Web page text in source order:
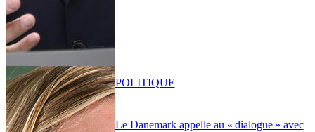
Le Danemark appelle au « dialogue » avec
POLITIQUE